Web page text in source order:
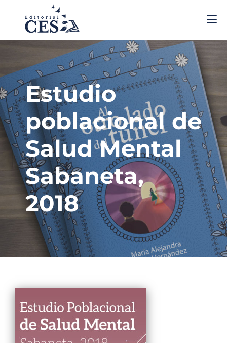
Estudio
poblacional de
Salud Mental
Sabaneta,
2018